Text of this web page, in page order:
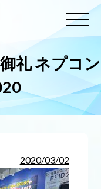
礼 ネプコン
2020/03/02